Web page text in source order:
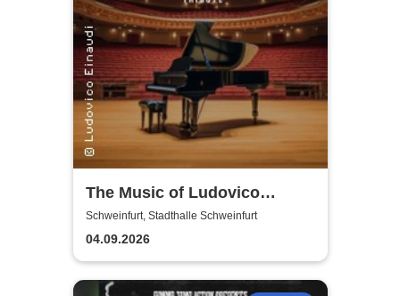
The Music of Ludovico
Einaudi: Tribute-
Klavierkonzert - Ludovico
Einaudi Tribute bei
Kerzenschein
Schweinfurt, Stadthalle Schweinfurt
04.09.2026